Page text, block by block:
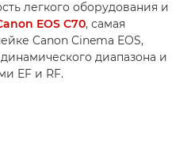
легкого оборудования и
EOS C70, самая
Canon Cinema EOS,
диапазона и
EF и RF.